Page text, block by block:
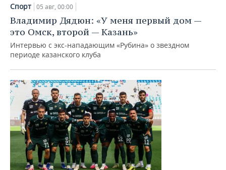
НЕФТЕХИМИЯ
НЕФТЬ
ОПК
ЭНЕРГЕТИКА
РОЗНИЧНАЯ ТОРГОВЛЯ
ТРАНСПОРТ
НОВОСТИ ТЕХНОЛОГИЙ
IT
ТЕЛЕКОММУНИКАЦИИ
МЕРОПРИЯТИЯ
НОВОСТИ МЕРОПРИЯТИЙ
БИЗНЕС-БРАНЧИ
ONLINE-КОНФЕРЕНЦИИ
ОТКРЫТАЯ ЛЕКЦИЯ
СПОРТ
ФУТБОЛ
ХОККЕЙ
БАСКЕТБОЛ
ВОЛЕЙБОЛ
НОВОСТИ ОБЩЕСТВА
ВЛАСТЬ
ИНФРАСТРУКТУРА
ИСТОРИЯ
ФОТОГАЛЕРЕЯ
СЮЖЕТЫ
СПРАВОЧНИК
СПИСОК ПЕРСОН
ПОЛНАЯ ВЕРСИЯ
Спорт 05 авг, 00:00
Владимир Дядюн: «У меня первый дом —
это Омск, второй — Казань»
Интервью с экс-нападающим «Рубина» о звездном
периоде казанского клуба